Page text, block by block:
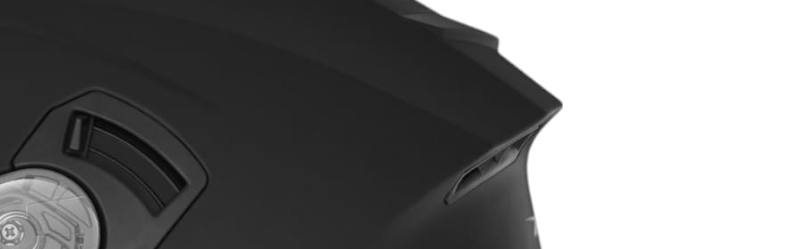
Podaj swój adres e-mail, jeżeli chcesz otrzymywać informacje o
DOŁĄCZ DO NEWSLETTERA
Zapisując się, akceptujesz nasz ​
​​​ (w zakresie dotyczącym Newslettera). Przetwarzanie danych odbywa
się zgodnie z ​Polityką prywatności